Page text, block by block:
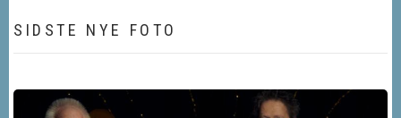
SIDSTE NYE FOTO